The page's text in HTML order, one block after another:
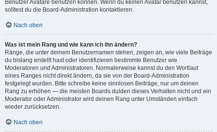
Benutzer Avatare benutzen können. Wenn du keinen Avatar benutzen kannst,
solltest du die Board-Administration kontaktieren.
Nach oben
Was ist mein Rang und wie kann ich ihn ändern?
Ränge, die unter deinem Benutzernamen stehen, zeigen an, wie viele Beiträge
du bislang erstellt hast oder identifizieren bestimmte Benutzer wie
Moderatoren und Administratoren. Normalerweise kannst du den Wortlaut
eines Ranges nicht direkt ändern, da sie von der Board-Administration
festgelegt wurden. Bitte schreibe keine sinnlosen Beiträge, nur um deinen
Rang zu erhöhen — die meisten Boards dulden dieses Verhalten nicht und ein
Moderator oder Administrator wird deinen Rang unter Umständen einfach
wieder zurücksetzen.
Nach oben